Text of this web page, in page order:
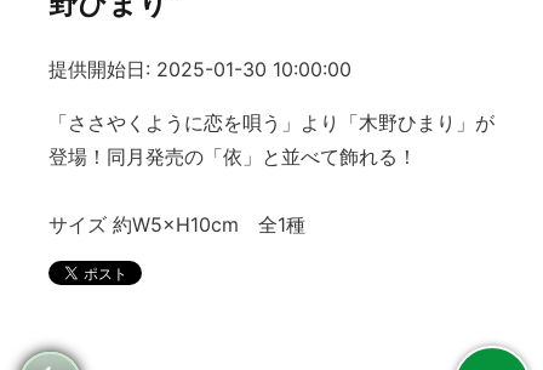
提供開始日: 2025-01-30 10:00:00
「ささやくように恋を唄う」より「木野ひまり」が
登場！同月発売の「依」と並べて飾れる！
サイズ 約W5×H10cm 全1種